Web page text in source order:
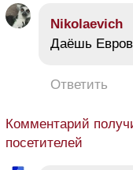
Nikolaevich
Даёшь
Ответить
Комментарий
посетителей